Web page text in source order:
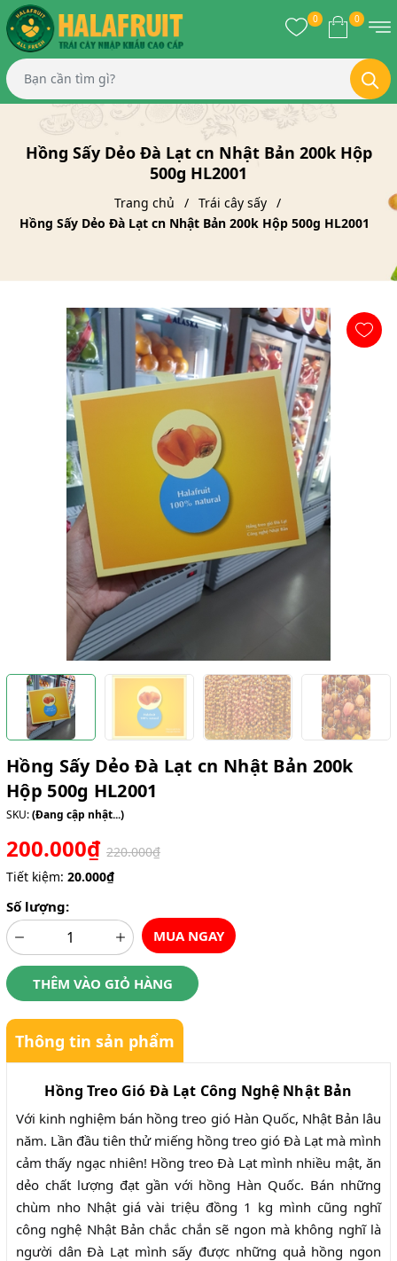
0 0
Hồng Sấy Dẻo Đà Lạt cn Nhật Bản 200k Hộp
500g HL2001
Trang chủ
Trái cây sấy
Hồng Sấy Dẻo Đà Lạt cn Nhật Bản 200k Hộp 500g HL2001
Hồng Sấy Dẻo Đà Lạt cn Nhật Bản 200k
Hộp 500g HL2001
SKU:(Đang cập nhật...)
200.000₫ 220.000₫
Tiết kiệm: 20.000₫
Số lượng:
MUA NGAY
THÊM VÀO GIỎ HÀNG
Thông tin sản phẩm
Hồng Treo Gió Đà Lạt Công Nghệ Nhật Bản
Với kinh nghiệm bán hồng treo gió Hàn Quốc, Nhật Bản lâu
năm. Lần đầu tiên thử miếng hồng treo gió Đà Lạt mà mình
cảm thấy ngạc nhiên! Hồng treo Đà Lạt mình nhiều mật, ăn
dẻo chất lượng đạt gần với hồng Hàn Quốc. Bán những
chùm nho Nhật giá vài triệu đồng 1 kg mình cũng nghĩ
công nghệ Nhật Bản chắc chắn sẽ ngon mà không nghĩ là
người dân Đà Lạt mình sấy được những quả hồng ngon